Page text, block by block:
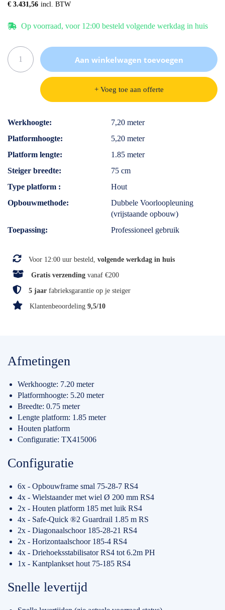
€ 3.431,56
Op voorraad, voor 12:00 besteld volgende werkdag in huis
Aan winkelwagen toevoegen
+ Voeg toe aan offerte
Specificaties
Werkhoogte
7,20 meter
Platformhoogte
5,20 meter
Platform lengte
1.85 meter
Steiger breedte
75 cm
Type platform
Hout
Opbouwmethode
Dubbele Voorloopleuning
(vrijstaande opbouw)
Toepassing
Professioneel gebruik
Voor 12:00 uur besteld, volgende werkdag in huis
Gratis verzending vanaf €200
5 jaar fabrieksgarantie op je steiger
Klantenbeoordeling 9,5/10
Afmetingen
Werkhoogte: 7.20 meter
Platformhoogte: 5.20 meter
Breedte: 0.75 meter
Lengte platform: 1.85 meter
Houten platform
Configuratie: TX415006
Configuratie
6x - Opbouwframe smal 75-28-7 RS4
4x - Wielstaander met wiel Ø 200 mm RS4
2x - Houten platform 185 met luik RS4
4x - Safe-Quick ®2 Guardrail 1.85 m RS
2x - Diagonaalschoor 185-28-21 RS4
2x - Horizontaalschoor 185-4 RS4
4x - Driehoeksstabilisator RS4 tot 6.2m PH
1x - Kantplankset hout 75-185 RS4
Snelle levertijd